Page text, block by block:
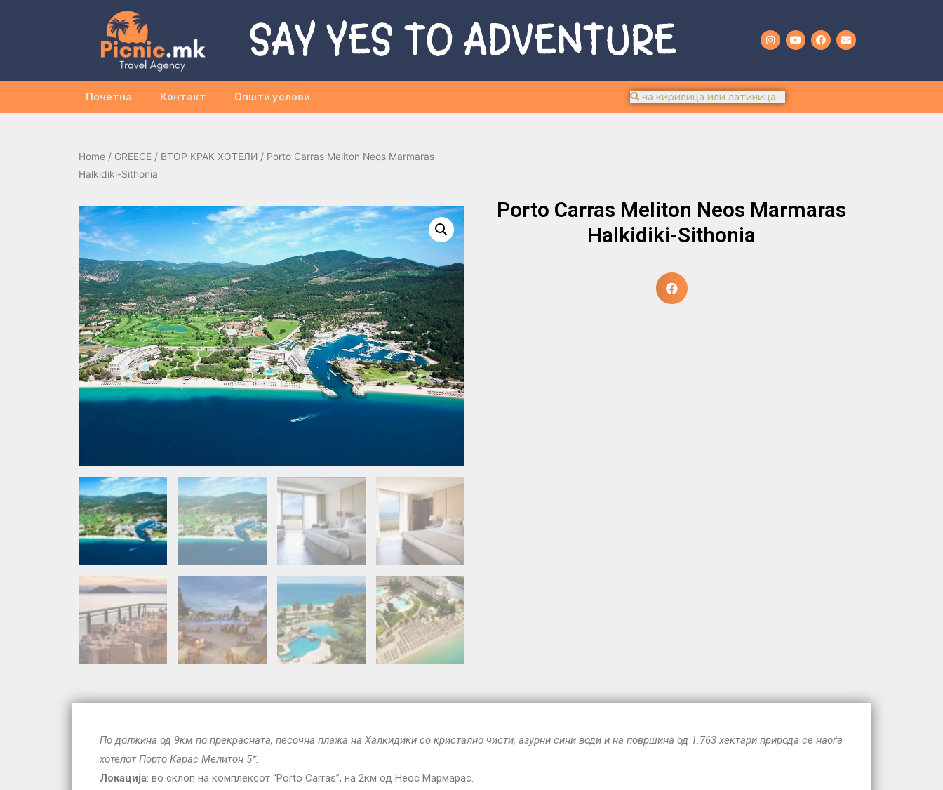
SAY YES TO ADVENTURE
Почетна Контакт Општи услови
Home / GREECE / ВТОР КРАК ХОТЕЛИ / Porto Carras Meliton Neos Marmaras
Halkidiki-Sithonia
Porto Carras Meliton Neos Marmaras
Halkidiki-Sithonia
По должина од 9км по прекрасната, песочна плажа на Халкидики со кристално чисти, азурни сини води и на површина од 1.763 хектари природа се наоѓа
хотелот Порто Карас Мелитон 5*.
Локација: во склоп на комплексот “Porto Carras”, на 2км од Неос Мармарас.